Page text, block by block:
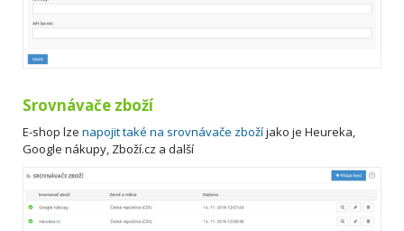
Srovnávače zboží
E-shop lze napojit také na srovnávače zbožíjako je Heureka,
Google nákupy, Zboží.cz a další